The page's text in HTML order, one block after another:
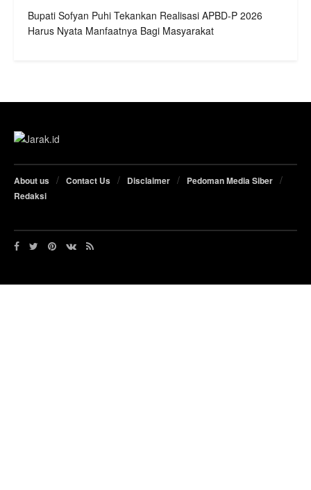
Bupati Sofyan Puhi Tekankan Realisasi APBD-P 2026
Harus Nyata Manfaatnya Bagi Masyarakat
About us Contact Us Disclaimer
Pedoman Media Siber
Redaksi